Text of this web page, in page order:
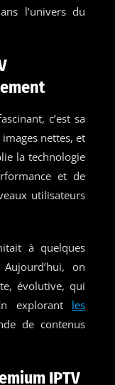
l’univers du
c’est sa
nettes, et
la technologie
et de
utilisateurs
à quelques
on
évolutive, qui
explorant les
de contenus
IPTV